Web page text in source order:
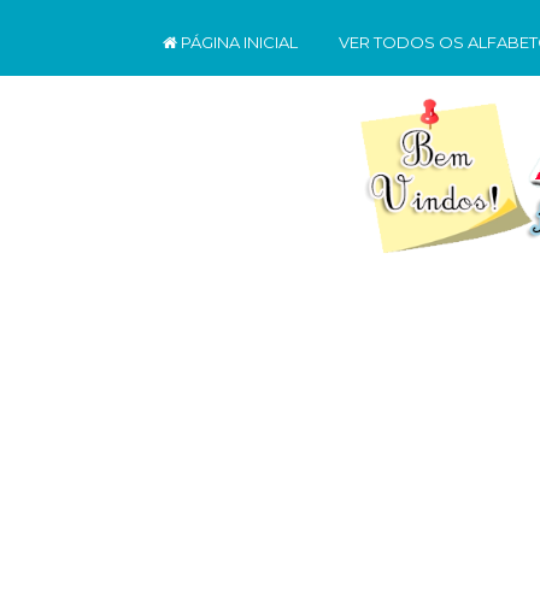
PÁGINA INICIAL VER TODOS OS